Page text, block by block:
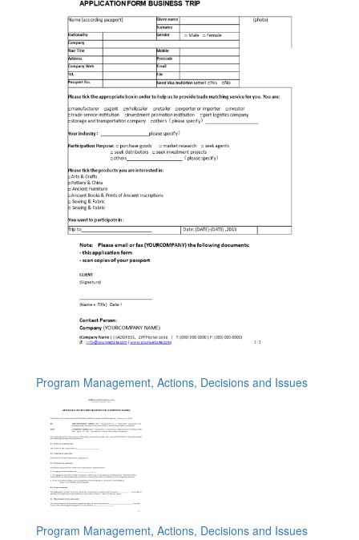
Program Management, Actions, Decisions and Issues
Program Management, Actions, Decisions and Issues